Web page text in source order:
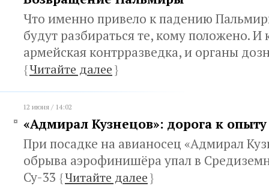
Что именно привело к падению
будут разбираться те, кому положено.
армейская контрразведка, и органы
{Читайте далее}
12 июня / 14:02
«Адмирал Кузнецов»: дорога к
При посадке на авианосец «Адмирал
обрыва аэрофинишёра упал в
Су-33 {Читайте далее}